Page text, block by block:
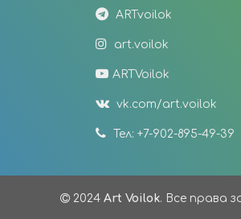
ARTvoilok
art.voilok
ARTVoilok
vk.com/art.voilok
Тел: +7-902-895-49-39
2024 Art Voilok. Все права